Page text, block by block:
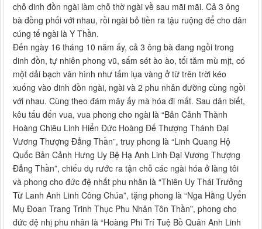
chỗ dinh đồn ngài làm chỗ thờ ngài về sau mãi mãi. Cả 3 ông
bà đồng phối với nhau, rồi ngài bỏ tiền ra tậu ruộng để cho dân
cúng tế ngài là Y Thần.
Đến ngày 16 tháng 10 năm ấy, cả 3 ông bà đang ngồi trong
dinh đồn, tự nhiên phong vũ, sấm sét ào ào, tối tăm mù mịt, có
một dải bạch vân hình như tấm lụa vàng ở từ trên trời kéo
xuống vào dinh đồn ngài, ngài và 2 phu nhân đường cùng ngồi
với nhau. Cùng theo đám mây ấy mà hóa đi mất. Sau dân biết,
kêu tấu đến vua, vua phong cho ngài là “Bản Cảnh Thành
Hoàng Chiêu Linh Hiển Đức Hoàng Đế Thượng Thánh Đại
Vương Thượng Đẳng Thần”, truy phong là “Linh Quang Hộ
Quốc Bản Cảnh Hưng Uy Bệ Hạ Anh Linh Đại Vương Thượng
Đẳng Thần”, chiếu dụ rước ra tận chỗ các ngài hóa ở làng tôi
và phong cho đức đệ nhất phu nhân là “Thiên Uy Thái Trưởng
Từ Lanh Anh Linh Công Chúa”, tặng phong là “Nga Hằng Uyển
Mụ Đoan Trang Trinh Thục Phu Nhân Tôn Thần”, phong cho
đức đệ nhị phu nhân là “Hoàng Phi Trí Tuệ Bồ Quân Anh Linh